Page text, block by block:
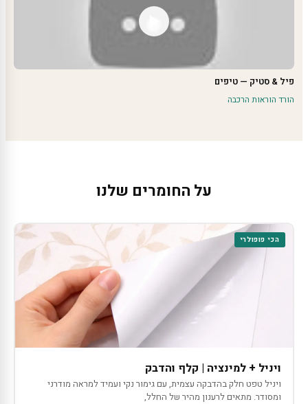
פיל & סטיק — טיפים
הורד הוראות הרכבה
על החומרים שלנו
הכי פופולרי
ויניל + למינציה | קלף והדבק
ויניל טפט חלק בהדבקה עצמית, עם גימור נקי ועמיד למראה מודרני
ומסודר. מתאים לרענון מהיר של החלל,